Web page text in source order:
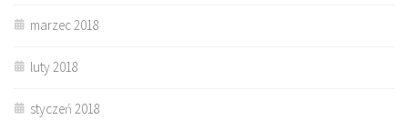
marzec 2018
luty 2018
styczeń 2018